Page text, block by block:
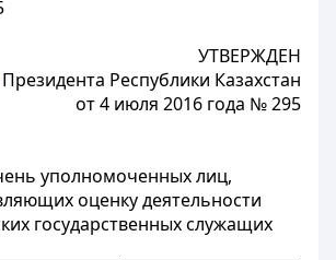
УТВЕРЖДЕН
Президента Республики Казахстан
от 4 июля 2016 года № 295
уполномоченных лиц,
оценку деятельности
государственных служащих